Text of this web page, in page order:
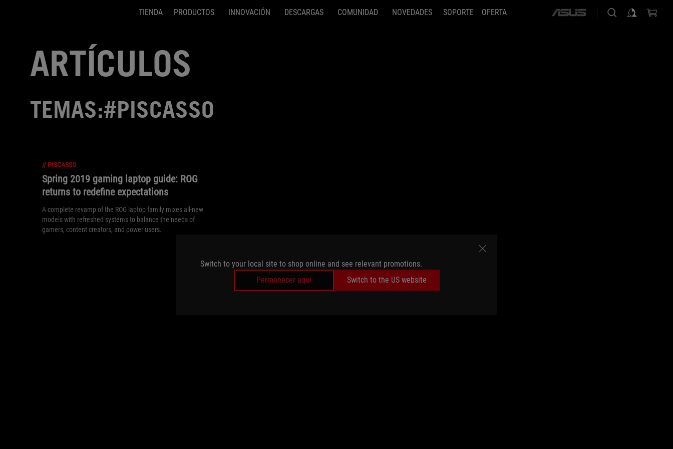
Switch to your local site to shop online and see relevant promotions.
Permanecer aquí
Switch to the US website
TIENDA PRODUCTOS INNOVACIÓN DESCARGAS COMUNIDAD NOVEDADES SOPORTE OFERTA
ASUS
ARTÍCULOS
TEMAS:#PISCASSO
// PISCASSO
Spring 2019 gaming laptop guide: ROG
returns to redefine expectations
A complete revamp of the ROG laptop family mixes all-new
models with refreshed systems to balance the needs of
gamers, content creators, and power users.